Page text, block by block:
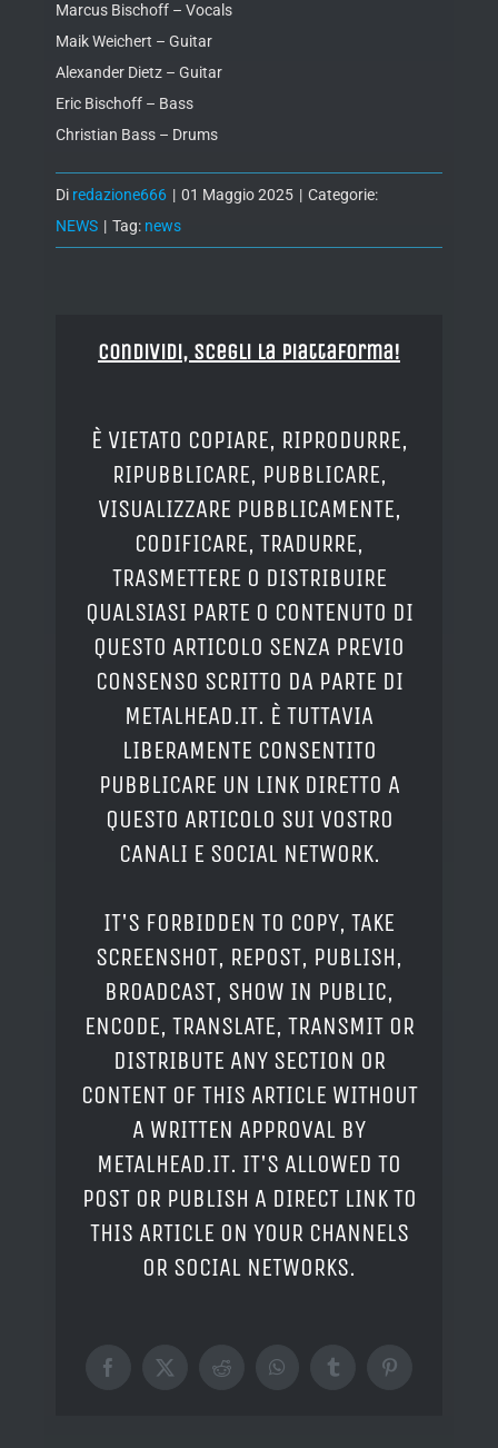
Marcus Bischoff – Vocals
Maik Weichert – Guitar
Alexander Dietz – Guitar
Eric Bischoff – Bass
Christian Bass – Drums
Di redazione666 | 01 Maggio 2025 | Categorie:
NEWS | Tag: news
Condividi, Scegli la piattaforma!
È VIETATO COPIARE, RIPRODURRE,
RIPUBBLICARE, PUBBLICARE,
VISUALIZZARE PUBBLICAMENTE,
CODIFICARE, TRADURRE,
TRASMETTERE O DISTRIBUIRE
QUALSIASI PARTE O CONTENUTO DI
QUESTO ARTICOLO SENZA PREVIO
CONSENSO SCRITTO DA PARTE DI
METALHEAD.IT. È TUTTAVIA
LIBERAMENTE CONSENTITO
PUBBLICARE UN LINK DIRETTO A
QUESTO ARTICOLO SUI VOSTRO
CANALI E SOCIAL NETWORK.
IT'S FORBIDDEN TO COPY, TAKE
SCREENSHOT, REPOST, PUBLISH,
BROADCAST, SHOW IN PUBLIC,
ENCODE, TRANSLATE, TRANSMIT OR
DISTRIBUTE ANY SECTION OR
CONTENT OF THIS ARTICLE WITHOUT
A WRITTEN APPROVAL BY
METALHEAD.IT. IT'S ALLOWED TO
POST OR PUBLISH A DIRECT LINK TO
THIS ARTICLE ON YOUR CHANNELS
OR SOCIAL NETWORKS.
Facebook
X RedditWhatsAppTumblrPinterest